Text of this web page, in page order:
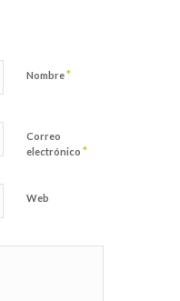
Nombre*
Correo
electrónico *
Web